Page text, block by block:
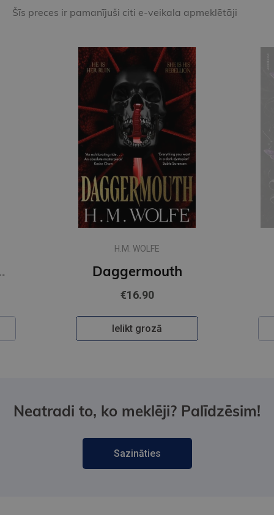
Šīs preces ir pamanījuši citi e-veikala apmeklētāji
H.M. WOLFE
Daggermouth
€16.90
Ielikt grozā
Neatradi to, ko meklēji? Palīdzēsim!
Sazināties